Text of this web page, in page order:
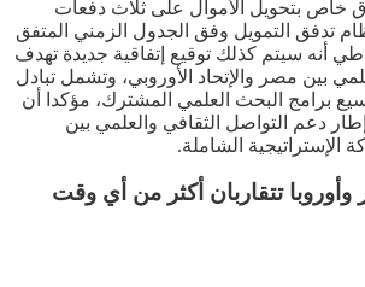
خاص بتحويل الأموال على ثلاث دفعات
تدفق التمويل وفق الجدول الزمني المتفق
أنه سيتم كذلك توقيع إتفاقية جديدة تهدف
بين مصر والإتحاد الأوروبي، وتشمل تبادل
برامج البحث العلمي المشترك، مؤكدا أن
دعم التواصل الثقافي والعلمي بين
الإستراتيجية الشاملة.
تتقاربان أكثر من أي وقت